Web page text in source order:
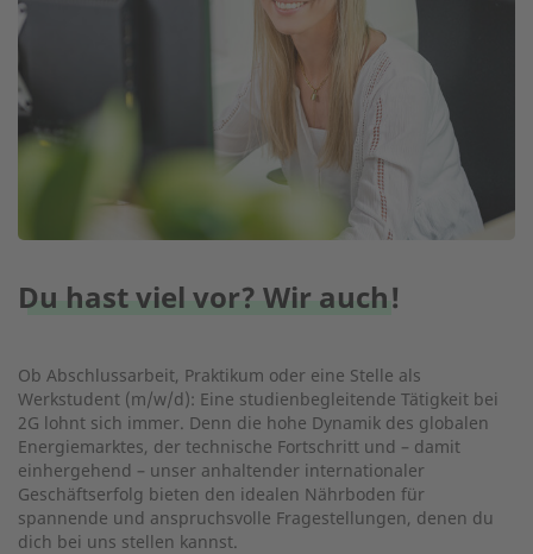
Du hast viel vor? Wir auch!
Ob Abschlussarbeit, Praktikum oder eine Stelle als
Werkstudent (m/w/d): Eine studienbegleitende Tätigkeit bei
2G lohnt sich immer. Denn die hohe Dynamik des globalen
Energiemarktes, der technische Fortschritt und – damit
einhergehend – unser anhaltender internationaler
Geschäftserfolg bieten den idealen Nährboden für
spannende und anspruchsvolle Fragestellungen, denen du
dich bei uns stellen kannst.